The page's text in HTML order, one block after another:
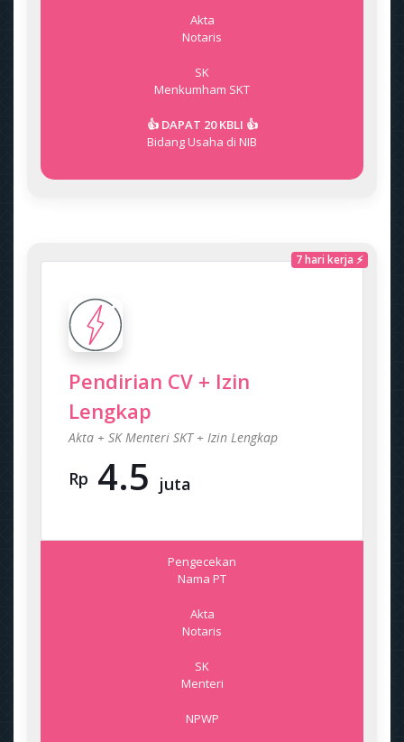
Akta
Notaris
SK
Menkumham SKT
👍 DAPAT 20 KBLI 👍
Bidang Usaha di NIB
7 hari kerja ⚡
Pendirian CV + Izin
Lengkap
Akta + SK Menteri SKT + Izin Lengkap
Rp 4.5 juta
Pengecekan
Nama PT
Akta
Notaris
SK
Menteri
NPWP